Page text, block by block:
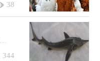
38
鲟鱼浮出水面可能是由于水体溶氧不足所致，应及时打开增氧设备。鲟鱼对水体溶氧要求较高，必须保持整个池中的溶解氧达到6mg/L以上。...
344